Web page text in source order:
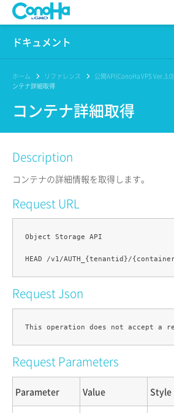
WING
Pencil
サービス一覧
サポート
ドキュメント
このサイトについて
プロダクト
リファレンス
リリースノート
ホーム リファレンス 公開API(ConoHa VPS Ver.3.0)
ンテナ詳細取得
コンテナ詳細取得
Description
コンテナの詳細情報を取得します。
Request URL
Object Storage API
Request Json
Request Parameters
Parameter Value Style